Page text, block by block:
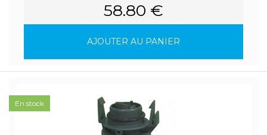
58.80 €
AJOUTER AU PANIER
En stock